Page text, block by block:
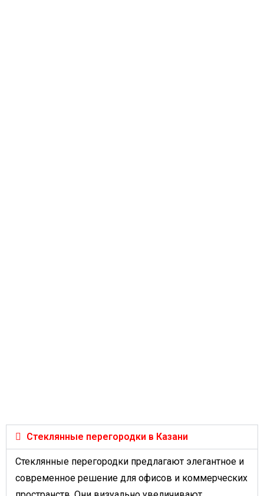
Стеклянные перегородки в Казани
Стеклянные перегородки предлагают элегантное и
современное решение для офисов и коммерческих